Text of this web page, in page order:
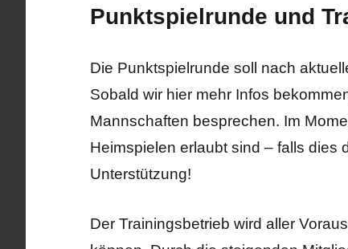
Punktspielrunde und
Die Punktspielrunde soll nach
Sobald wir hier mehr Infos
Mannschaften besprechen. Im
Heimspielen erlaubt sind – falls dies
Unterstützung!
Der Trainingsbetrieb wird aller